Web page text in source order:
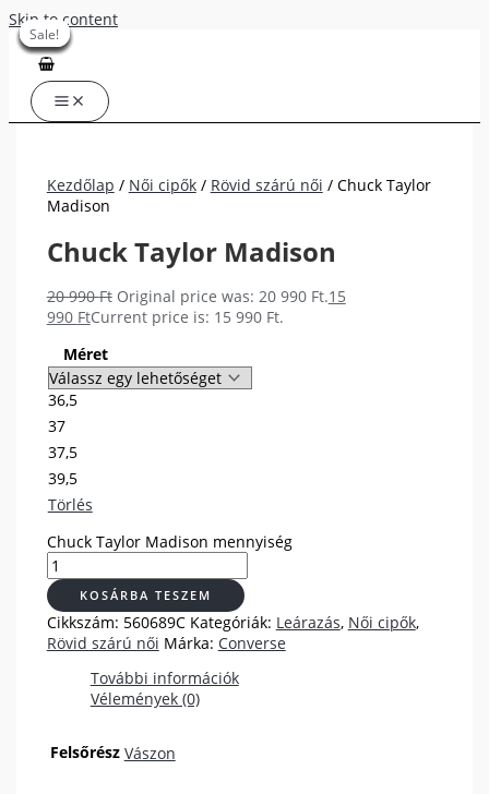
Skip to content
Sale!
Kezdőlap / Női cipők/ Rövid szárú női / Chuck Taylor
Madison
Chuck Taylor Madison
20 990Ft Original price was: 20 990 Ft.15
990 FtCurrent price is: 15 990 Ft.
Méret
36,5
37
37,5
39,5
Törlés
Chuck Taylor Madison mennyiség
KOSÁRBA TESZEM
Cikkszám: 560689C Kategóriák: Leárazás, Női cipők,
Rövid szárú női Márka: Converse
További információk
Vélemények (0)
Felsőrész Vászon
Sale!
Sale!
Sale!
Sale!
Sale!
Sale!
Sale!
Sale!